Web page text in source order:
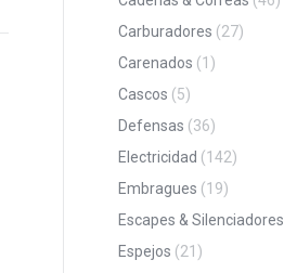
Carburadores (27)
Carenados (1)
Cascos (5)
Defensas (36)
Electricidad (142)
Embragues (19)
Escapes & Silenciadores
Espejos (21)